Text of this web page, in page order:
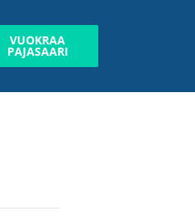
VUOKRAA
PAJASAARI